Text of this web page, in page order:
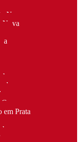
Nova
Nova
em Prata